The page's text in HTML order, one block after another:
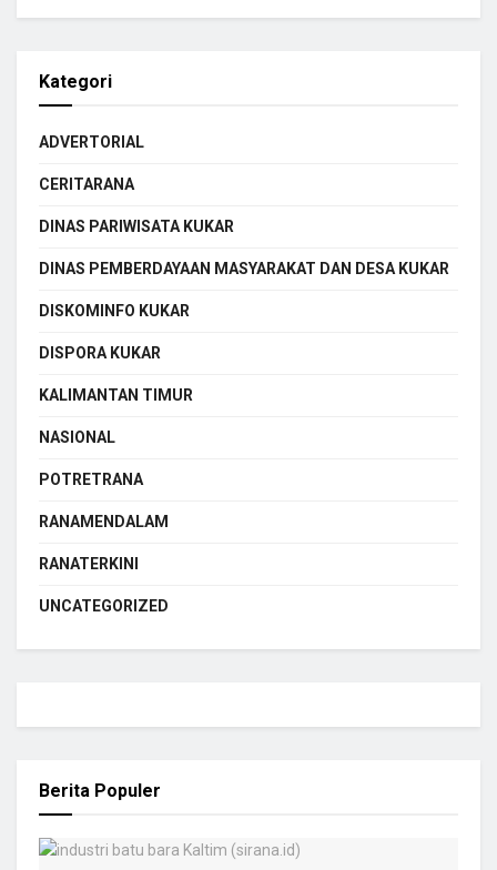
Kategori
ADVERTORIAL
CERITARANA
DINAS PARIWISATA KUKAR
DINAS PEMBERDAYAAN MASYARAKAT DAN DESA KUKAR
DISKOMINFO KUKAR
DISPORA KUKAR
KALIMANTAN TIMUR
NASIONAL
POTRETRANA
RANAMENDALAM
RANATERKINI
UNCATEGORIZED
Berita Populer